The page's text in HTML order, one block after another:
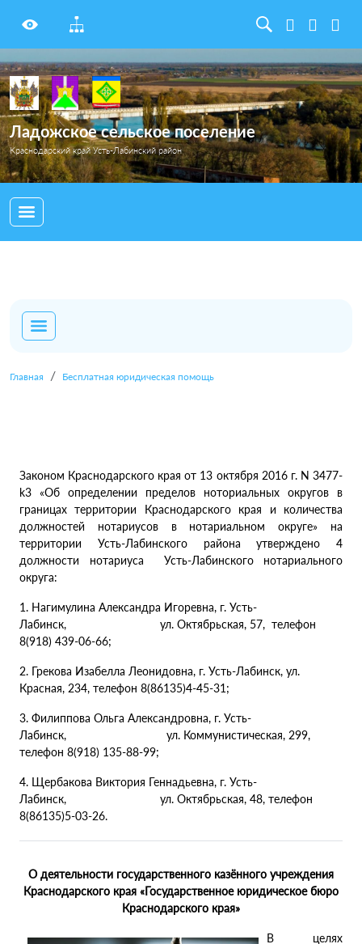
Ладожское сельское поселение
Краснодарский край Усть-Лабинский район
Главная Бесплатная юридическая помощь
Законом Краснодарского края от 13 октября 2016 г. N 3477-
k3 «Об определении пределов ноториальных округов в
границах территории Краснодарского края и количества
должностей нотариусов в нотариальном округе» на
территории Усть-Лабинского района утверждено 4
должности нотариуса Усть-Лабинского нотариального
округа:
1. Нагимулина Александра Игоревна, г. Усть-
Лабинск, ул. Октябрьская, 57, телефон
8(918) 439-06-66;
2. Грекова Изабелла Леонидовна, г. Усть-Лабинск, ул.
Красная, 234, телефон 8(86135)4-45-31;
3. Филиппова Ольга Александровна, г. Усть-
Лабинск, ул. Коммунистическая, 299,
телефон 8(918) 135-88-99;
4. Щербакова Виктория Геннадьевна, г. Усть-
Лабинск, ул. Октябрьская, 48, телефон
8(86135)5-03-26.
О деятельности государственного казённого учреждения
Краснодарского края «Государственное юридическое бюро
Краснодарского края»
В целях